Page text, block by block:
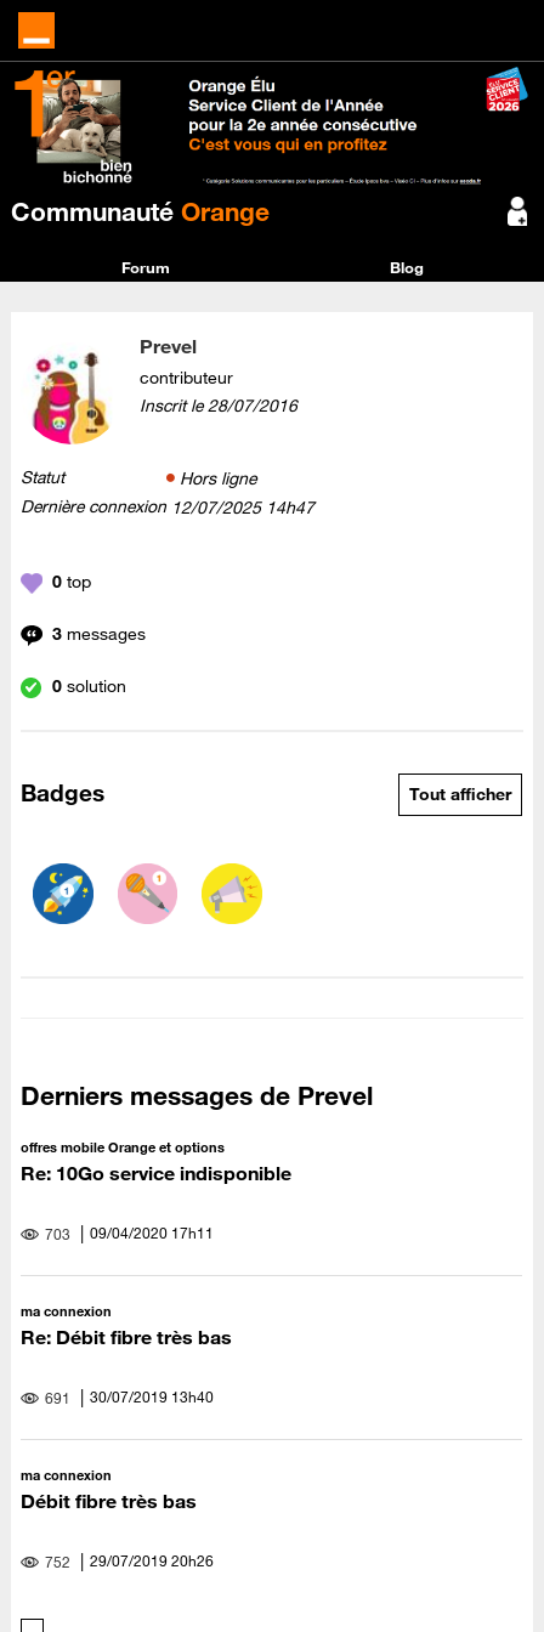
Communauté Orange
Forum Blog
Prevel
contributeur
Inscrit le‎28/07/2016
Statut
Hors ligne
Dernière connexion ‎12/07/2025 14h47
0 top
3 messages
0 solution
Badges Tout afficher
Derniers messages de Prevel
offres mobile Orange et options
Re: 10Go service indisponible
703 ‎09/04/2020 17h11
ma connexion
Re: Débit fibre très bas
691 ‎30/07/2019 13h40
ma connexion
Débit fibre très bas
752 ‎29/07/201920h26